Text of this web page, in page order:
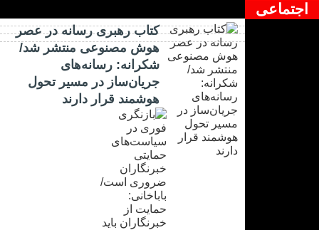
اجتماعی
کتاب رهبری رسانه در عصر
هوش مصنوعی منتشر شد/
شکرانه: رسانه‌های
جریان‌ساز در مسیر تحول
هوشمند قرار دارند